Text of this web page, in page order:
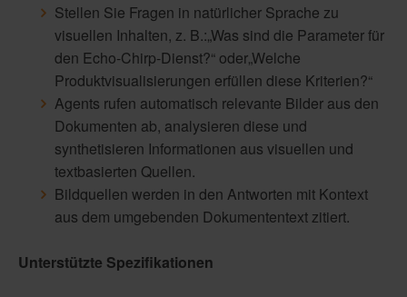
Stellen Sie Fragen in natürlicher Sprache zu
visuellen Inhalten, z. B.:„Was sind die Parameter für
den Echo-Chirp-Dienst?“ oder„Welche
Produktvisualisierungen erfüllen diese Kriterien?“
Agents rufen automatisch relevante Bilder aus den
Dokumenten ab, analysieren diese und
synthetisieren Informationen aus visuellen und
textbasierten Quellen.
Bildquellen werden in den Antworten mit Kontext
aus dem umgebenden Dokumententext zitiert.
Unterstützte Spezifikationen